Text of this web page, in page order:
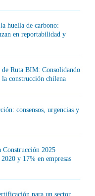
huella de carbono:
en reportabilidad y
de Ruta BIM: Consolidando
construcción chilena
consensos, urgencias y
2025
y 17% en empresas
para un sector